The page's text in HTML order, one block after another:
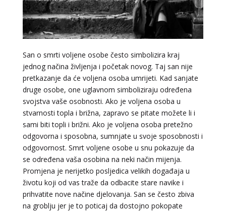
San o smrti voljene osobe često simbolizira kraj
jednog načina življenja i početak novog. Taj san nije
pretkazanje da će voljena osoba umrijeti. Kad sanjate
druge osobe, one uglavnom simboliziraju određena
svojstva vaše osobnosti. Ako je voljena osoba u
stvarnosti topla i brižna, zapravo se pitate možete li i
sami biti topli i brižni. Ako je voljena osoba pretežno
odgovorna i sposobna, sumnjate u svoje sposobnosti i
odgovornost. Smrt voljene osobe u snu pokazuje da
se određena vaša osobina na neki način mijenja.
Promjena je nerijetko posljedica velikih događaja u
životu koji od vas traže da odbacite stare navike i
prihvatite nove načine djelovanja. San se često zbiva
na groblju jer je to poticaj da dostojno pokopate
AMELIE BESSONG/ Kod 99
Tarot savjetnik je zauzet
TEHNIKE:
licencirana vidovinjakinja, licencirana
parapsihologinja, energetsko iscjeljivanje, afrička magija,
zaštite svih vrsta, uklanjanje uroka i crne magije,
vidovnjačke karte miss bessong
Broj tel: 064/600-600
tel:0,93€ - mob:1,12€ min
DI (DIJANA)/ Kod 67